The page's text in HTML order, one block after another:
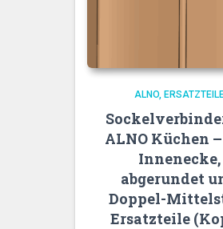
ALNO
ALNO Küchen –
Innenecke,
abgerundet
Doppel-
Ersatzteile